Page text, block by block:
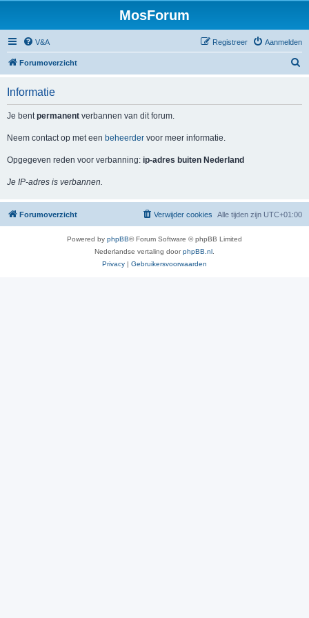
MosForum
V&A Aanmelden
Registreer
Forumoverzicht
Informatie
Je bentpermanent verbannen van dit forum.
Neem contact op met een beheerder voor meer informatie.
Opgegeven reden voor verbanning: ip-adres buiten Nederland
Je IP-adres is verbannen.
Forumoverzicht Alle tijden zijn UTC+01:00
Verwijder cookies
Powered by phpBB® Forum Software © phpBB Limited
Nederlandse vertaling doorphpBB.nl
Privacy | Gebruikersvoorwaarden